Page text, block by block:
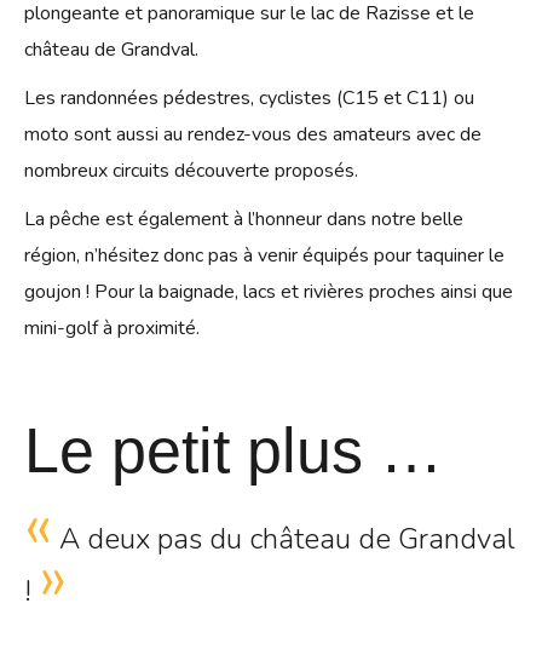
plongeante et panoramique sur le lac de Razisse et le
château de Grandval.
Les randonnées pédestres, cyclistes (C15 et C11) ou
moto sont aussi au rendez-vous des amateurs avec de
nombreux circuits découverte proposés.
La pêche est également à l’honneur dans notre belle
région, n’hésitez donc pas à venir équipés pour taquiner le
goujon ! Pour la baignade, lacs et rivières proches ainsi que
mini-golf à proximité.
Le petit plus …
A deux pas du château de Grandval
!